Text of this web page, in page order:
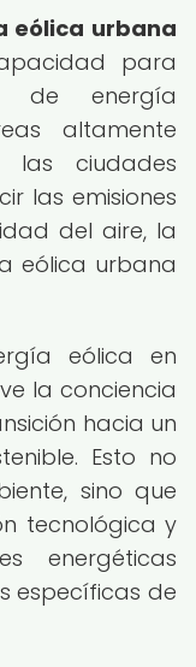
eólica urbana
para
de energía
altamente
las ciudades
las emisiones
del aire, la
eólica urbana
eólica en
la conciencia
hacia un
Esto no
sino que
tecnológica y
energéticas
específicas de